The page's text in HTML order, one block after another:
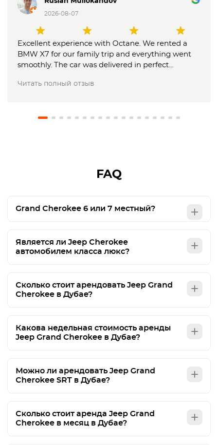
2026-08-07
Excellent experience with Octane. We rented a
BMW X7 for our family trip and everything went
smoothly. The car was delivered in perfect
professional, and the team was very flexible with
in full. We will definitely use Octane again and
Читать полный отзыв
FAQ
Grand Cherokee 6 или 7 местный?
Является ли Jeep Cherokee
автомобилем класса люкс?
Сколько стоит арендовать Jeep Grand
Cherokee в Дубае?
Какова недельная стоимость аренды
Jeep Grand Cherokee в Дубае?
Можно ли арендовать Jeep Grand
Cherokee SRT в Дубае?
Сколько стоит аренда Jeep Grand
Cherokee в месяц в Дубае?